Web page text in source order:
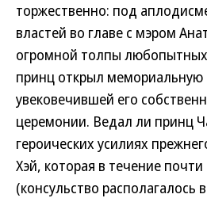
торжественно: под
властей во главе с мэром
огромной толпы
принц открыл мемориальную
увековечившей его
церемонии. Ведал ли принц
героических усилиях
Хэй, которая в течение почти
(консульство располагалось